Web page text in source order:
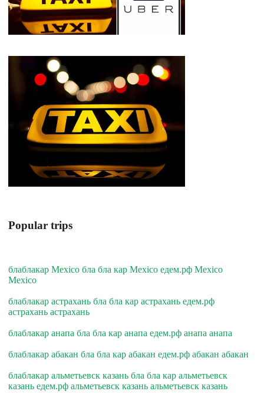
Popular trips
блаблакар Mexico бла бла кар Mexico едем.рф Mexico
Mexico
блаблакар астрахань бла бла кар астрахань едем.рф
астрахань астрахань
блаблакар анапа бла бла кар анапа едем.рф анапа анапа
блаблакар абакан бла бла кар абакан едем.рф абакан абакан
блаблакар альметьевск казань бла бла кар альметьевск
казань едем.рф альметьевск казань альметьевск казань